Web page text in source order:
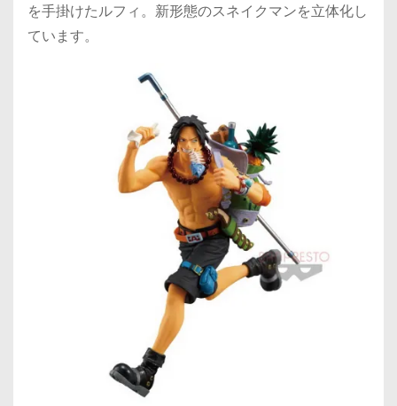
を手掛けたルフィ。新形態のスネイクマンを立体化し
ています。